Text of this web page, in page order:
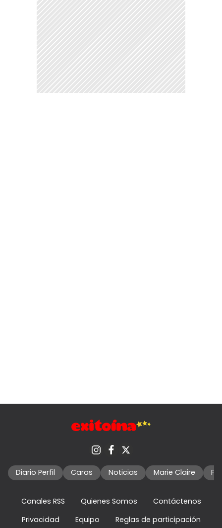
Diario Perfil Caras Noticias Marie Claire
Canales RSS Quienes Somos
Contáctenos
Privacidad
Equipo Reglas de participación